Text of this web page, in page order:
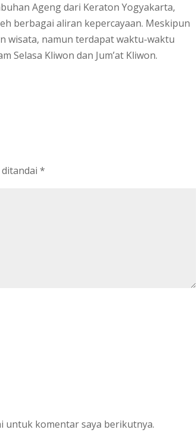
Ageng dari Keraton Yogyakarta,
berbagai aliran kepercayaan. Meskipun
wisata, namun terdapat waktu-waktu
Selasa Kliwon dan Jum’at Kliwon.
ditandai*
untuk komentar saya berikutnya.